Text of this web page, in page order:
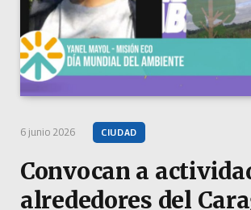
6 junio 2026 CIUDAD
Convocan a
alrededores del